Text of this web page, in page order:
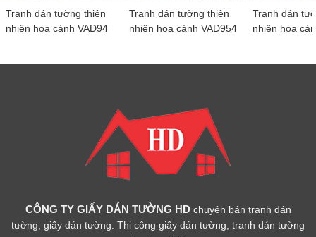
Tranh dán tường thiên
nhiên hoa cảnh VAD94
Tranh dán tường thiên
nhiên hoa cảnh VAD954
Tranh dán
nhiên hoa
CÔNG TY GIẤY DÁN TƯỜNG HD chuyên bán tranh dán
tường, giấy dán tường. Thi công giấy dán tường, tranh dán tường